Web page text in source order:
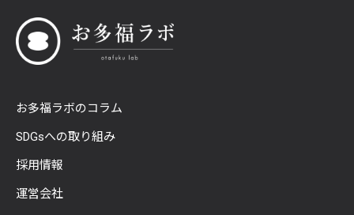
お多福ラボのコラム
SDGsへの取り組み
採用情報
運営会社